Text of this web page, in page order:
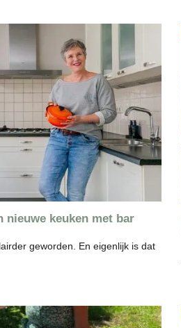
nieuwe keuken met bar
geworden. En eigenlijk is dat